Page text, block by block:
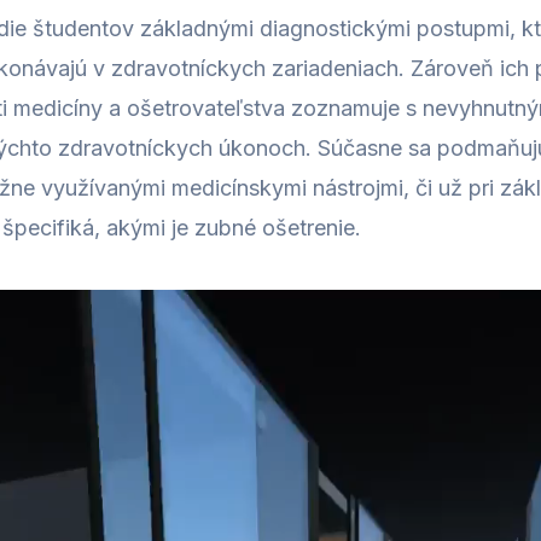
študentov základnými diagnostickými postupmi,
v zdravotníckych zariadeniach. Zároveň ich
medicíny a ošetrovateľstva zoznamuje s
zdravotníckych úkonoch. Súčasne sa
využívanými medicínskymi nástrojmi, či už pri
akými je zubné ošetrenie.